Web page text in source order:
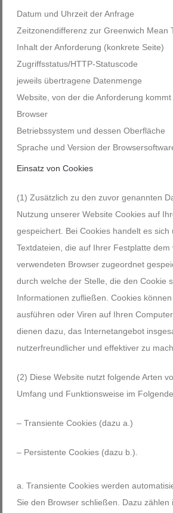
Datum und Uhrzeit der Anfrage
Zeitzonendifferenz zur Greenwich Mean
Inhalt der Anforderung (konkrete Seite)
Zugriffsstatus/HTTP-Statuscode
jeweils übertragene Datenmenge
Website, von der die Anforderung kommt
Browser
Betriebssystem und dessen Oberfläche
Sprache und Version der
Einsatz von Cookies
(1) Zusätzlich zu den zuvor genannten
Nutzung unserer Website Cookies auf
gespeichert. Bei Cookies handelt es sich
Textdateien, die auf Ihrer Festplatte dem
verwendeten Browser zugeordnet
durch welche der Stelle, die den Cookie
Informationen zufließen. Cookies
ausführen oder Viren auf Ihren
dienen dazu, das Internetangebot
nutzerfreundlicher und effektiver zu
(2) Diese Website nutzt folgende Arten
Umfang und Funktionsweise im
– Transiente Cookies (dazu a.)
– Persistente Cookies (dazu b.).
Transiente Cookies werden
Sie den Browser schließen. Dazu zählen